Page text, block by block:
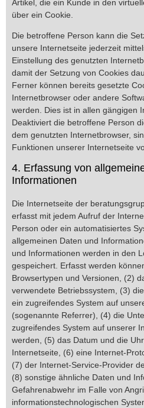
Artikel, die ein Kunde in den
über ein Cookie.
Die betroffene Person kann die
unsere Internetseite jederzeit
Einstellung des genutzten
damit der Setzung von Cookies
Ferner können bereits gesetzte
Internetbrowser oder andere
werden. Dies ist in allen gängigen
Deaktiviert die betroffene Person
dem genutzten Internetbrowser,
Funktionen unserer Internetseite
4. Erfassung von
Informationen
Die Internetseite der
erfasst mit jedem Aufruf der
Person oder ein automatisiertes
allgemeinen Daten und
und Informationen werden in den
gespeichert. Erfasst werden
Browsertypen und Versionen, (2)
verwendete Betriebssystem, (3)
ein zugreifendes System auf
(sogenannte Referrer), (4) die
zugreifendes System auf unserer
werden, (5) das Datum und die
Internetseite, (6) eine Internet-
(7) der Internet-Service-Provider
(8) sonstige ähnliche Daten und
Gefahrenabwehr im Falle von
informationstechnologischen